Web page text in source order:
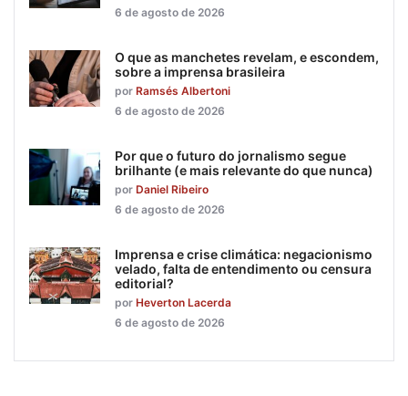
6 de agosto de 2026
O que as manchetes revelam, e escondem,
sobre a imprensa brasileira
por Ramsés Albertoni
6 de agosto de 2026
Por que o futuro do jornalismo segue
brilhante (e mais relevante do que nunca)
por Daniel Ribeiro
6 de agosto de 2026
Imprensa e crise climática: negacionismo
velado, falta de entendimento ou censura
editorial?
por Heverton Lacerda
6 de agosto de 2026